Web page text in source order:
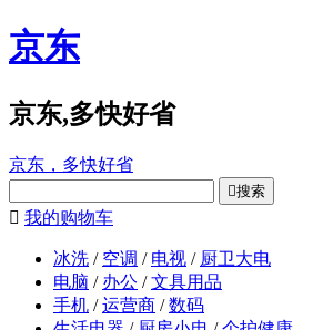
京东
京东,多快好省
京东，多快好省
搜索
 我的购物车
冰洗 / 空调 / 电视 / 厨卫大电
电脑 / 办公 / 文具用品
手机 / 运营商 / 数码